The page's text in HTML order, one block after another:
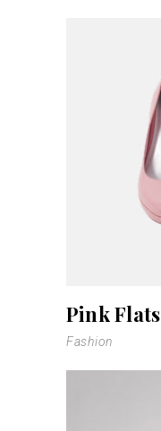
Pink Flats
Fashion